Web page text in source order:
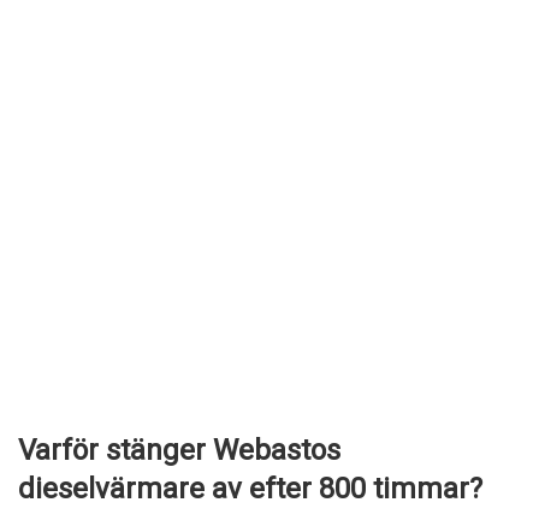
Varför stänger Webastos
dieselvärmare av efter 800 timmar?